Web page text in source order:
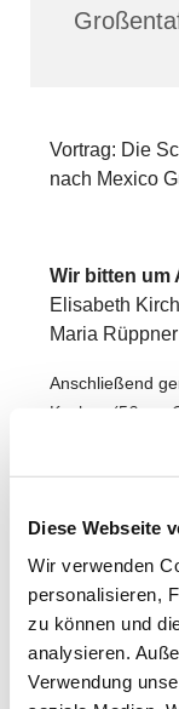
Diese Webseite
Wir verwenden
personalisieren,
zu können und
analysieren.
Verwendung
Vortrag: Die
nach Mexico
Wir bitten um
Elisabeth
Maria
Anschließend
Kuchen (5€ vor